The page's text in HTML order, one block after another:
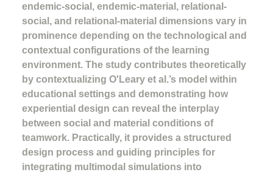
endemic-social, endemic-material, relational-
social, and relational-material dimensions vary in
prominence depending on the technological and
contextual configurations of the learning
environment. The study contributes theoretically
by contextualizing O'Leary et al.’s model within
educational settings and demonstrating how
experiential design can reveal the interplay
between social and material conditions of
teamwork. Practically, it provides a structured
design process and guiding principles for
integrating multimodal simulations into